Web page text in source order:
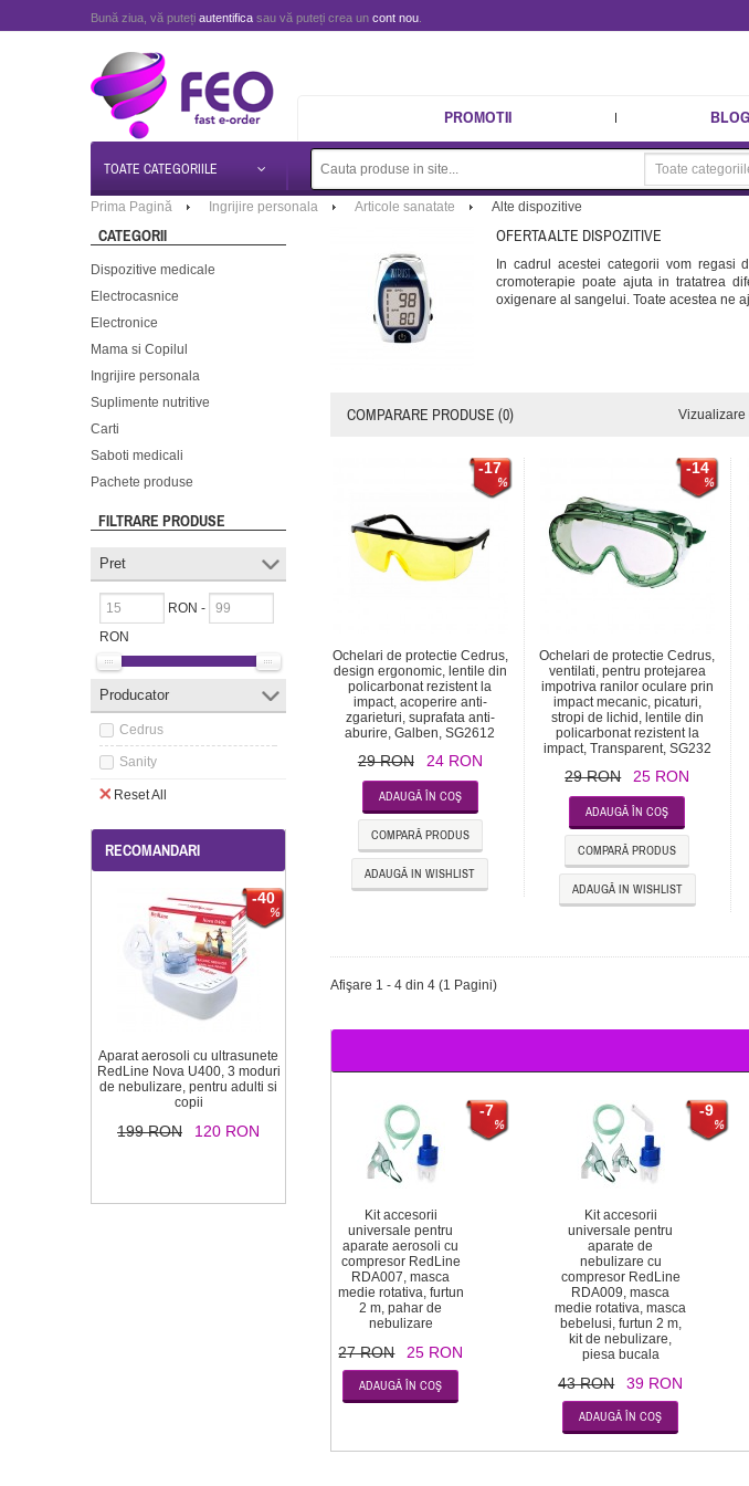
Bună ziua, vă puteți autentifica sau vă puteți crea un cont nou
BLOG
PROMOTII
TOATE CATEGORIILE
Prima Pagină Ingrijire personala Articole sanatate Alte dispozitive
CATEGORII
Dispozitive medicale
Electrocasnice
Electronice
Mama si Copilul
Ingrijire personala
Suplimente nutritive
Carti
Saboti medicali
Pachete produse
FILTRARE PRODUSE
Pret
RON -
RON
Producator
Cedrus
Sanity
Reset All
RECOMANDARI
-40
Aparat aerosoli cu ultrasunete
RedLine Nova U400, 3 moduri
de nebulizare, pentru adulti si
copii
199 RON 120 RON
OFERTA ALTE DISPOZITIVE
In cadrul acestei categorii vom regasi
cromoterapie poate ajuta in tratatrea
oxigenare al sangelui. Toate acestea ne
COMPARARE PRODUSE (0) Vizualizare
-17
Ochelari de protectie Cedrus,
design ergonomic, lentile din
policarbonat rezistent la
impact, acoperire anti-
zgarieturi, suprafata anti-
aburire, Galben, SG2612
29 RON 24 RON
COMPARĂ PRODUS
ADAUGĂ IN WISHLIST
-14
Ochelari de protectie Cedrus,
ventilati, pentru protejarea
impotriva ranilor oculare prin
impact mecanic, picaturi,
stropi de lichid, lentile din
policarbonat rezistent la
impact, Transparent, SG232
29 RON 25 RON
COMPARĂ PRODUS
ADAUGĂ IN WISHLIST
Afişare 1 - 4 din 4 (1 Pagini)
-7
Kit accesorii
universale pentru
aparate aerosoli cu
compresor RedLine
RDA007, masca
medie rotativa, furtun
2 m, pahar de
nebulizare
27 RON 25 RON
-9
Kit accesorii
universale pentru
aparate de
nebulizare cu
compresor RedLine
RDA009, masca
medie rotativa, masca
bebelusi, furtun 2 m,
kit de nebulizare,
piesa bucala
43 RON 39 RON